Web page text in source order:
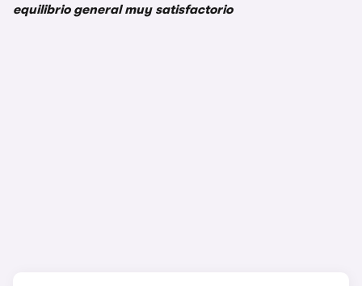
equilibrio general muy satisfactorio